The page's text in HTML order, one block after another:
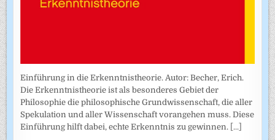
Einführung in die Erkenntnistheorie. Autor: Becher, Erich.
Die Erkenntnistheorie ist als besonderes Gebiet der
Philosophie die philosophische Grundwissenschaft, die aller
Spekulation und aller Wissenschaft vorangehen muss. Diese
Einführung hilft dabei, echte Erkenntnis zu gewinnen. [...]